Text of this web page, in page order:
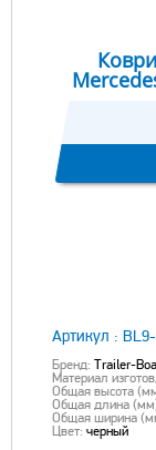
Артикул :
Бренд: Trailer-
Материал
Общая высота
Общая длина
Общая ширина
Цвет: черный